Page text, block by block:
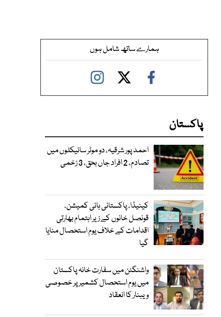
ہمارے ساتھ شامل ہوں
پاکستان
احمد پور شرقیہ، دو موٹر سائیکلوں میں
تصادم، 2 افراد جاں بحق، 3 زخمی
کینیڈا، پاکستانی ہائی کمیشن،
قونصل خانوں کے زیر اہتمام بھارتی
اقدامات کے خلاف یوم استحصال منایا
گیا
واشنگٹن میں سفارت خانہ پاکستان
میں یوم استحصال کشمیر پر خصوصی
ویبنار کا انعقاد